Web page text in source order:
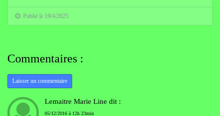
Publié le 19/4/2025
Commentaires :
Laisser un commentaire
Lemaitre Marie Line dit :
05/12/2016 à 12h 23min